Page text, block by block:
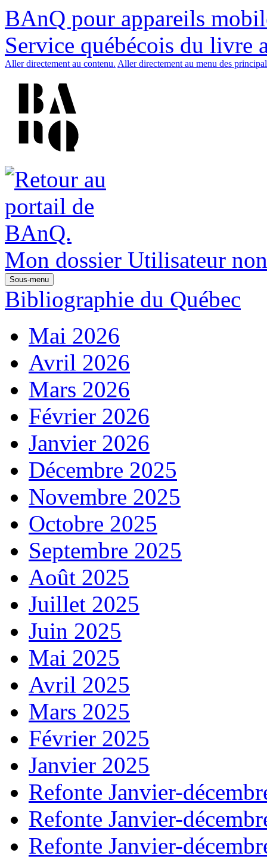
BAnQ pour appareils
Service québécois du livre
Aller directement au contenu. Aller directement au menu des
Mon dossier Utilisateur
Sous-menu
Bibliographie du Québec
Mai 2026
Avril 2026
Mars 2026
Février 2026
Janvier 2026
Décembre 2025
Novembre 2025
Octobre 2025
Septembre 2025
Août 2025
Juillet 2025
Juin 2025
Mai 2025
Avril 2025
Mars 2025
Février 2025
Janvier 2025
Refonte Janvier-
Refonte Janvier-
Refonte Janvier-